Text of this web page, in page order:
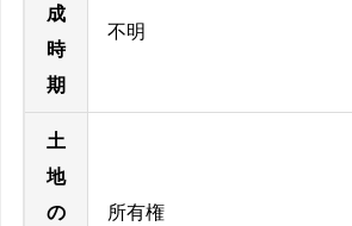
成
時
期
不明
土
地
の
所有権